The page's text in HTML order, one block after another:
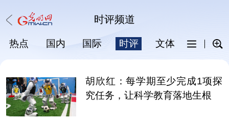
时评频道
热点 国内 国际 时评 文体 科普
胡欣红：每学期至少完成1项探
究任务，让科学教育落地生根